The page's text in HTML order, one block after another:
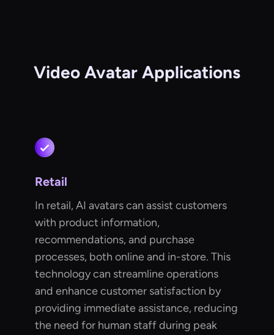
Video Avatar Applications
Retail
In retail, AI avatars can assist customers
with product information,
recommendations, and purchase
processes, both online and in-store. This
technology can streamline operations
and enhance customer satisfaction by
providing immediate assistance, reducing
the need for human staff during peak